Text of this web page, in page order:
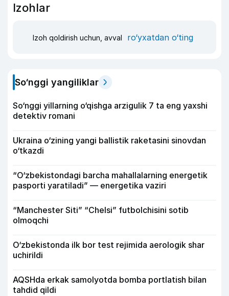
Izohlar
Izoh qoldirish uchun, avval ro‘yxatdan o‘ting
So‘nggi yangiliklar
So‘nggi yillarning o‘qishga arzigulik 7 ta eng yaxshi
detektiv romani
Ukraina o‘zining yangi ballistik raketasini sinovdan
o‘tkazdi
“O‘zbekistondagi barcha mahallalarning energetik
pasporti yaratiladi” — energetika vaziri
“Manchester Siti” “Chelsi” futbolchisini sotib
olmoqchi
O‘zbekistonda ilk bor test rejimida aerologik shar
uchirildi
AQSHda erkak samolyotda bomba portlatish bilan
tahdid qildi